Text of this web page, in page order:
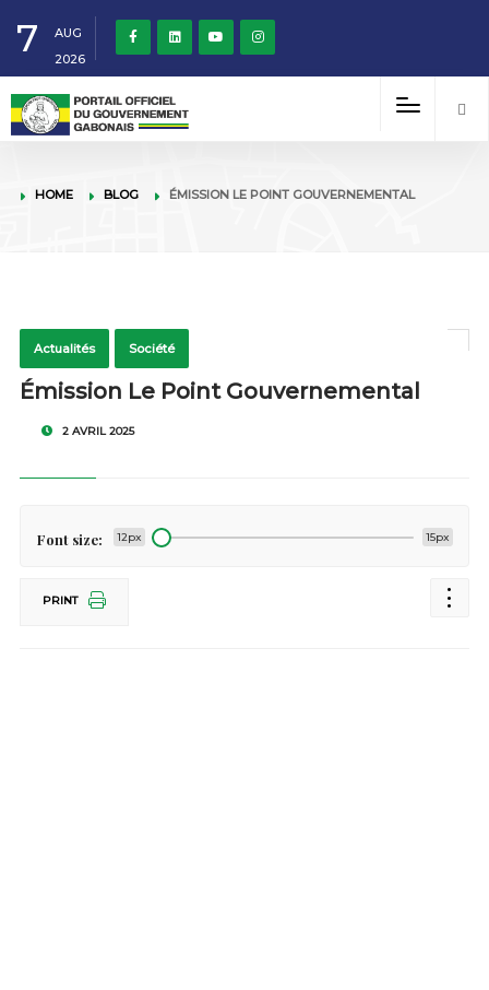
7
AUG
2026
HOME BLOG ÉMISSION LE POINT GOUVERNEMENTAL
Actualités Société
Émission Le Point Gouvernemental
2 AVRIL 2025
Font size: 12px 15px
PRINT